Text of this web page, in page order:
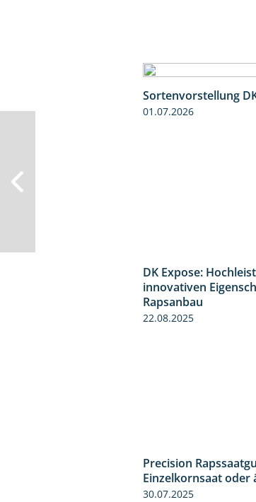
Sortenvorstellung
01.07.2026
DK Expose:
innovativen
Rapsanbau
22.08.2025
Precision
Einzelkornsaat oder
30.07.2025